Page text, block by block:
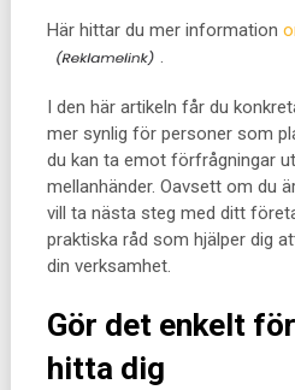
Här hittar du mer information
.
I den här artikeln får du
mer synlig för personer som
du kan ta emot förfrågningar
mellanhänder. Oavsett om du
vill ta nästa steg med ditt
praktiska råd som hjälper dig
din verksamhet.
Gör det enkelt
hitta dig